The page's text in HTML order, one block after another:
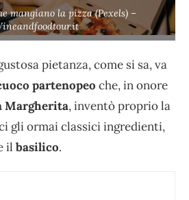
mangiano la pizza (Pexels) –
pietanza, come si sa, va
partenopeo che, in onore
Margherita, inventò proprio la
gli ormai classici ingredienti,
il basilico.